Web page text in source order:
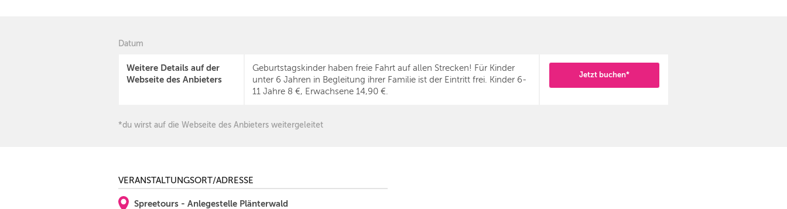
Datum
Weitere Details auf der
Webseite des Anbieters
Geburtstagskinder haben freie Fahrt auf allen Strecken! Für Kinder
unter 6 Jahren in Begleitung ihrer Familie ist der Eintritt frei. Kinder 6-
11 Jahre 8 €, Erwachsene 14,90 €.
Jetzt buchen*
*du wirst auf die Webseite des Anbieters weitergeleitet
VERANSTALTUNGSORT/ADRESSE
Spreetours - Anlegestelle Plänterwald